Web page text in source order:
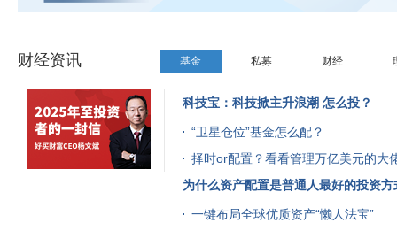
财经资讯 基金 私募 财经
科技宝：科技掀主升浪潮 怎么投？
“卫星仓位”基金怎么配？
择时or配置？看看管理万亿美元的大
为什么资产配置是普通人最好的投资方
一键布局全球优质资产“懒人法宝”